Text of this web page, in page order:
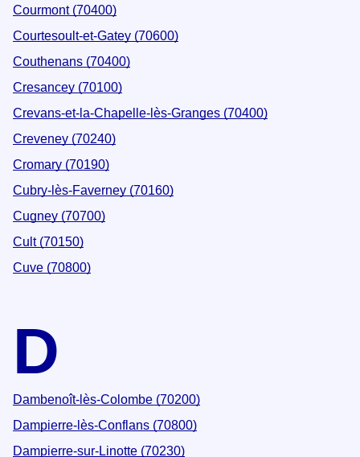
Courmont (70400)
Courtesoult-et-Gatey (70600)
Couthenans (70400)
Cresancey (70100)
Crevans-et-la-Chapelle-lès-Granges (70400)
Creveney (70240)
Cromary (70190)
Cubry-lès-Faverney (70160)
Cugney (70700)
Cult (70150)
Cuve (70800)
D
Dambenoît-lès-Colombe (70200)
Dampierre-lès-Conflans (70800)
Dampierre-sur-Linotte (70230)